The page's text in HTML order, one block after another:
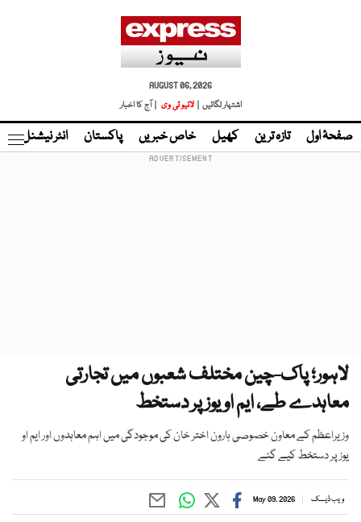
AUGUST 06, 2026
اشتہار لگائیں |
لائیو ٹی وی | آج کا اخبار
صفحۂ اول تازہ ترین کھیل خاص خبریں پاکستان انٹر نیشنل
لاہور؛ پاک-چین مختلف شعبوں میں تجارتی
معاہدے طے، ایم او یوز پر دستخط
وزیراعظم کے معاون خصوصی ہارون اختر خان کی موجودگی میں اہم معاہدوں اور ایم او
یوز پر دستخط کیے گئے
ویب ڈیسک May 09, 2026